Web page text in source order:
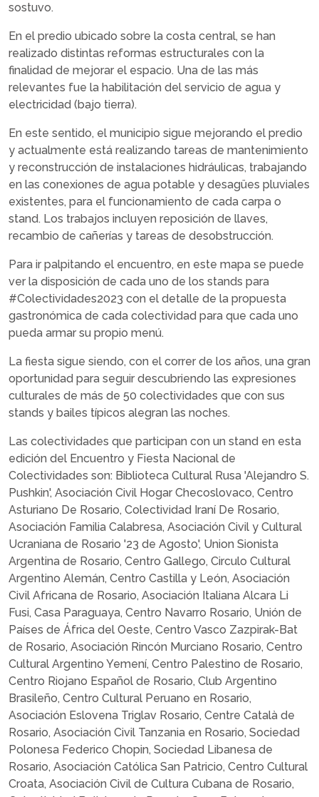
sostuvo.
En el predio ubicado sobre la costa central, se han
realizado distintas reformas estructurales con la
finalidad de mejorar el espacio. Una de las más
relevantes fue la habilitación del servicio de agua y
electricidad (bajo tierra).
En este sentido, el municipio sigue mejorando el predio
y actualmente está realizando tareas de mantenimiento
y reconstrucción de instalaciones hidráulicas, trabajando
en las conexiones de agua potable y desagües pluviales
existentes, para el funcionamiento de cada carpa o
stand. Los trabajos incluyen reposición de llaves,
recambio de cañerías y tareas de desobstrucción.
Para ir palpitando el encuentro, en este mapa se puede
ver la disposición de cada uno de los stands para
#Colectividades2023 con el detalle de la propuesta
gastronómica de cada colectividad para que cada uno
pueda armar su propio menú.
La fiesta sigue siendo, con el correr de los años, una gran
oportunidad para seguir descubriendo las expresiones
culturales de más de 50 colectividades que con sus
stands y bailes típicos alegran las noches.
Las colectividades que participan con un stand en esta
edición del Encuentro y Fiesta Nacional de
Colectividades son: Biblioteca Cultural Rusa 'Alejandro S.
Pushkin', Asociación Civil Hogar Checoslovaco, Centro
Asturiano De Rosario, Colectividad Iraní De Rosario,
Asociación Familia Calabresa, Asociación Civil y Cultural
Ucraniana de Rosario '23 de Agosto', Union Sionista
Argentina de Rosario, Centro Gallego, Circulo Cultural
Argentino Alemán, Centro Castilla y León, Asociación
Civil Africana de Rosario, Asociación Italiana Alcara Li
Fusi, Casa Paraguaya, Centro Navarro Rosario, Unión de
Países de África del Oeste, Centro Vasco Zazpirak-Bat
de Rosario, Asociación Rincón Murciano Rosario, Centro
Cultural Argentino Yemení, Centro Palestino de Rosario,
Centro Riojano Español de Rosario, Club Argentino
Brasileño, Centro Cultural Peruano en Rosario,
Asociación Eslovena Triglav Rosario, Centre Català de
Rosario, Asociación Civil Tanzania en Rosario, Sociedad
Polonesa Federico Chopin, Sociedad Libanesa de
Rosario, Asociación Católica San Patricio, Centro Cultural
Croata, Asociación Civil de Cultura Cubana de Rosario,